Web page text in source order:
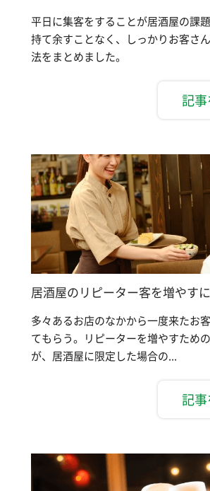
平日に集客をすることが居酒屋の課
持て余すことなく、しっかりお客さ
法をまとめました。
記
居酒屋のリピーター客を増やす
多々あるお店のなかから一度来たお
てもらう。リピーターを増やすため
が、居酒屋に限定した場合の...
記